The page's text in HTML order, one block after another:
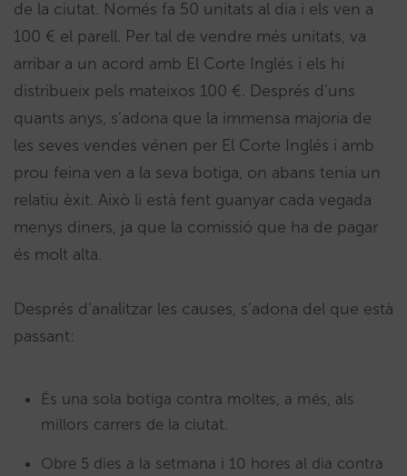
de la ciutat. Només fa 50 unitats al dia i els ven a
100 € el parell. Per tal de vendre més unitats, va
arribar a un acord amb El Corte Inglés i els hi
distribueix pels mateixos 100 €. Després d’uns
quants anys, s’adona que la immensa majoria de
les seves vendes vénen per El Corte Inglés i amb
prou feina ven a la seva botiga, on abans tenia un
relatiu èxit. Això li està fent guanyar cada vegada
menys diners, ja que la comissió que ha de pagar
és molt alta.
Després d’analitzar les causes, s’adona del que està
passant:
És una sola botiga contra moltes, a més, als
millors carrers de la ciutat.
Obre 5 dies a la setmana i 10 hores al dia contra